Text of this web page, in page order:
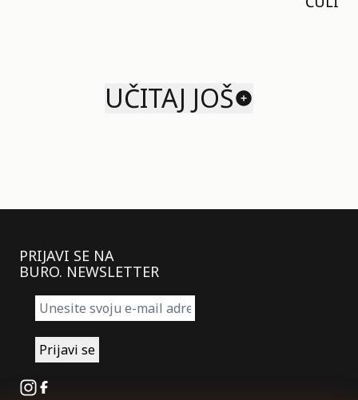
UČITAJ JOŠ
PRIJAVI SE NA
BURO. NEWSLETTER
Instagram
Facebook